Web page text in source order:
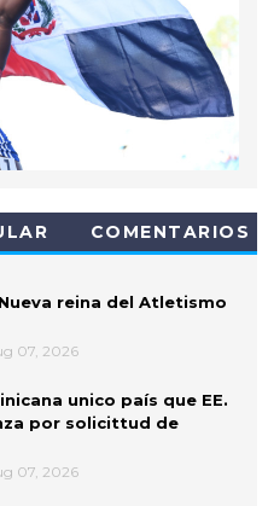
COMENTARIOS
reina del Atletismo
07, 2026
unico país que EE.
por solicittud de
07, 2026